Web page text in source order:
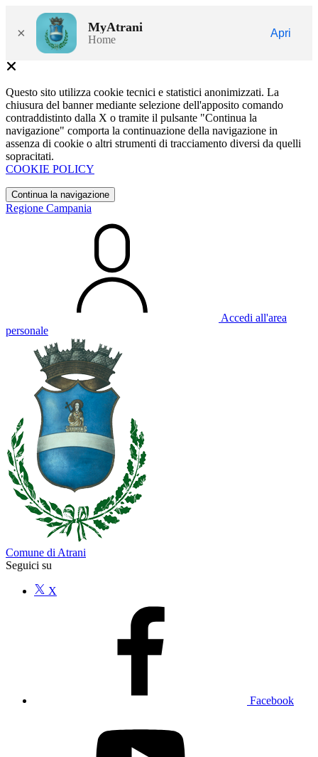
× MyAtrani
Home
Apri
Questo sito utilizza cookie tecnici e statistici anonimizzati. La
chiusura del banner mediante selezione dell'apposito comando
contraddistinto dalla X o tramite il pulsante "Continua la
navigazione" comporta la continuazione della navigazione in
assenza di cookie o altri strumenti di tracciamento diversi da quelli
sopracitati.
COOKIE POLICY
Continua la navigazione
Regione Campania
Accedi all'area
personale
Comune di Atrani
Seguici su
X
Facebook